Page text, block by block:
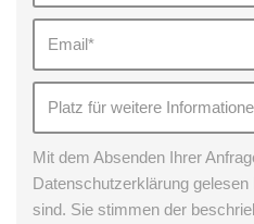
Mit dem Absenden Ihrer
Datenschutzerklärung
sind. Sie stimmen der